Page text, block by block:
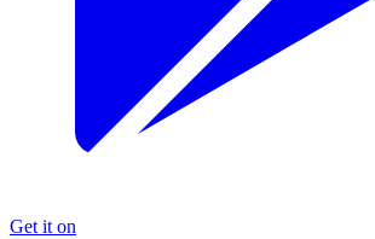
Get it on